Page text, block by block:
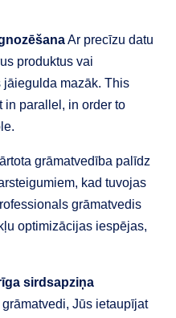
Ar precīzu datu
produktus vai
jāiegulda mazāk. This
in parallel, in order to
grāmatvedība palīdz
kad tuvojas
grāmatvedis
optimizācijas iespējas,
sirdsapziņa
Jūs ietaupījat